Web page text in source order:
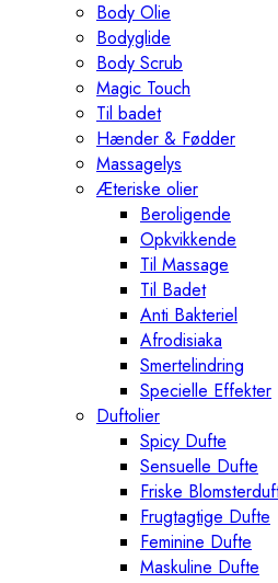
Body Olie
Bodyglide
Body Scrub
Magic Touch
Til badet
Hænder & Fødder
Massagelys
Æteriske olier
Beroligende
Opkvikkende
Til Massage
Til Badet
Anti Bakteriel
Afrodisiaka
Smertelindring
Specielle Effekter
Duftolier
Spicy Dufte
Sensuelle Dufte
Friske
Frugtagtige Dufte
Feminine Dufte
Maskuline Dufte